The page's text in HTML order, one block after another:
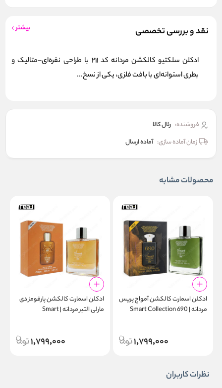
نقد و بررسی تخصصی بیشتر
ادکلن سلکتیو کالکشن مردانه کد 211 با طراحی نقره‌ای–متالیک و
بطری استوانه‌ای با بافت فلزی، یکی از نسخ...
فروشنده: رئال كالا
زمان آماده سازی: آماده ارسال
محصولات مشابه
ادکلن اسمارت کالکشن آمواج پرپس
مردانه | Smart Collection 690
1,799,000
ادکلن اسمارت کالکشن پارفومز دی
مارلی التیر مردانه | Smart
1,799,000
نظرات کاربران